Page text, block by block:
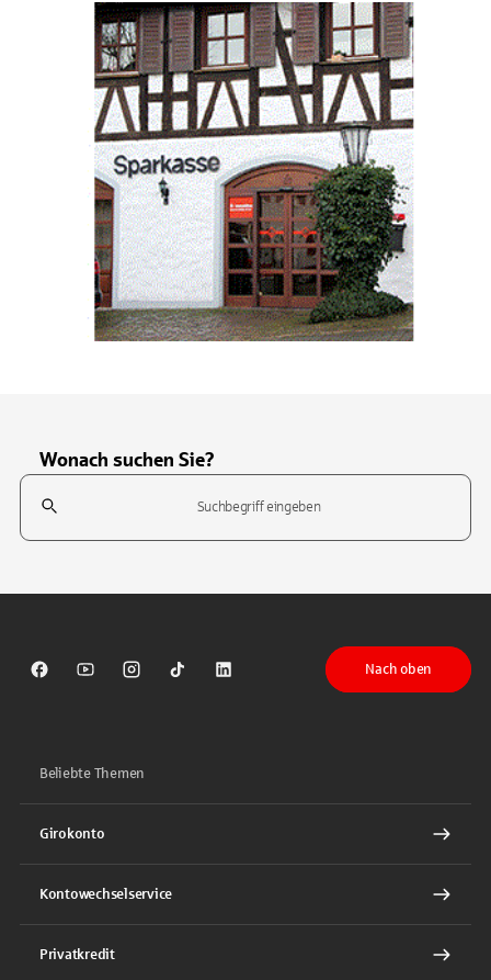
Wonach suchen Sie?
Suchfeld
Sparkasse auf Facebook
Sparkasse auf Youtube
Sparkasse auf Instagram
Sparkasse auf TikTok
Sparkasse auf LinkedIn
Nach oben
Beliebte Themen
Girokonto
Kontowechselservice
Privatkredit